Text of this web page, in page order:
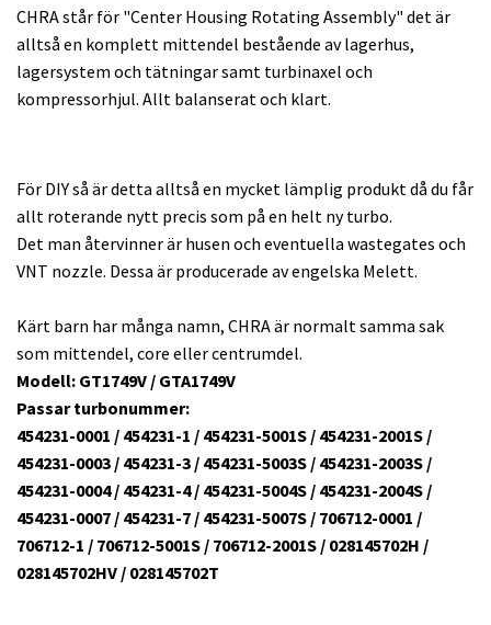
CHRA står för "Center Housing Rotating Assembly" det är
alltså en komplett mittendel bestående av lagerhus,
lagersystem och tätningar samt turbinaxel och
kompressorhjul. Allt balanserat och klart.
För DIY så är detta alltså en mycket lämplig produkt då du får
allt roterande nytt precis som på en helt ny turbo.
Det man återvinner är husen och eventuella wastegates och
VNT nozzle. Dessa är producerade av engelska Melett.
Kärt barn har många namn, CHRA är normalt samma sak
som mittendel, core eller centrumdel.
Modell: GT1749V / GTA1749V
Passar turbonummer:
454231-0001 / 454231-1 / 454231-5001S / 454231-2001S /
454231-0003 / 454231-3 / 454231-5003S / 454231-2003S /
454231-0004 / 454231-4 / 454231-5004S / 454231-2004S /
454231-0007 / 454231-7 / 454231-5007S / 706712-0001 /
706712-1 / 706712-5001S / 706712-2001S / 028145702H /
028145702HV / 028145702T